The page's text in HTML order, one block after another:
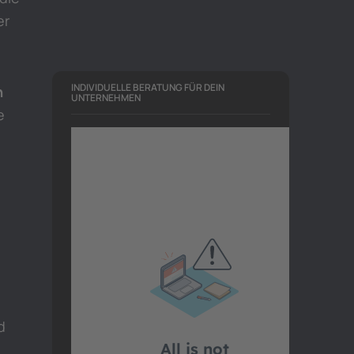
INDIVIDUELLE BERATUNG FÜR DEIN
UNTERNEHMEN